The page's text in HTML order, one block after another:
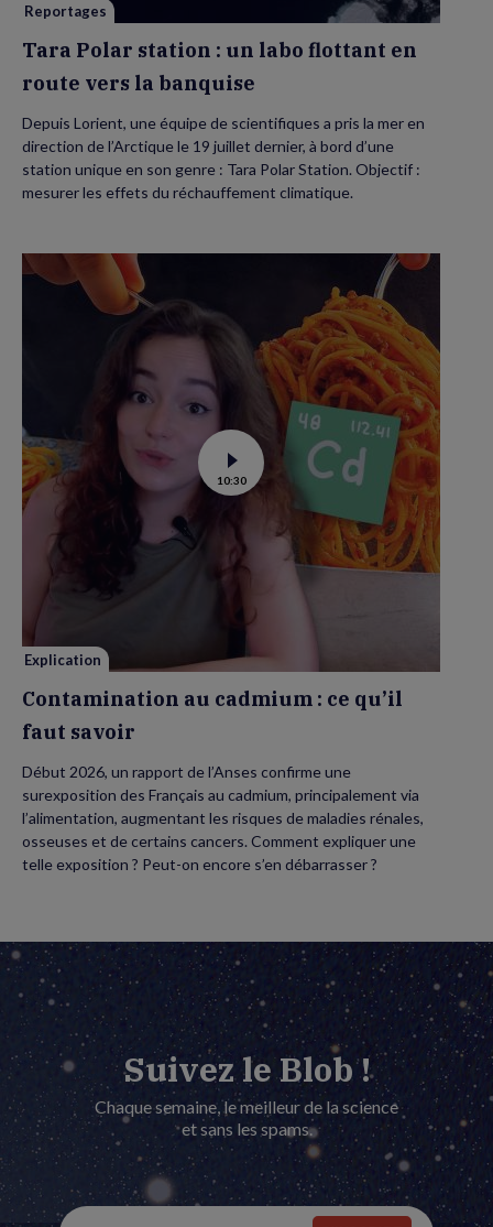
la
Reportages
Tara Polar station : un labo flottant en
route vers la banquise
Depuis Lorient, une équipe de scientifiques a pris la mer en
direction de l’Arctique le 19 juillet dernier, à bord d’une
station unique en son genre : Tara Polar Station. Objectif :
mesurer les effets du réchauffement climatique.
Voir
la
vidéo
Contamination
au
cadmium :
ce
savoir
10:30
Explication
Contamination au cadmium : ce qu’il
faut savoir
Début 2026, un rapport de l’Anses confirme une
surexposition des Français au cadmium, principalement via
l’alimentation, augmentant les risques de maladies rénales,
osseuses et de certains cancers. Comment expliquer une
telle exposition ? Peut-on encore s’en débarrasser ?
Suivez le Blob !
Chaque semaine, le meilleur de la science
et sans les spams.